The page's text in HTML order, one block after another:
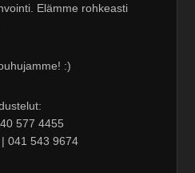
Elämme rohkeasti
:)
577 4455
041 543 9674